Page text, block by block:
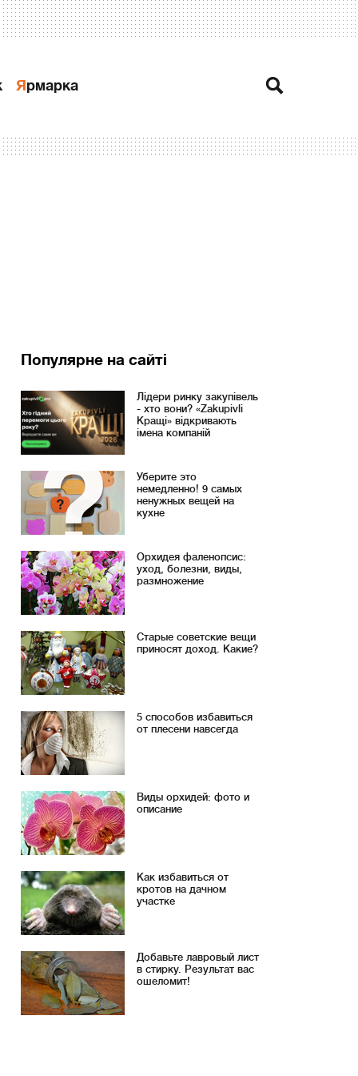
Ярмарка
Популярне на сайті
Лідери ринку закупівель
- хто вони? «Zakupivli
Кращі» відкривають
імена компаній
Уберите это
немедленно! 9 самых
ненужных вещей на
кухне
Орхидея фаленопсис:
уход, болезни, виды,
размножение
Старые советские вещи
приносят доход. Какие?
5 способов избавиться
от плесени навсегда
Виды орхидей: фото и
описание
Как избавиться от
кротов на дачном
участке
Добавьте лавровый лист
в стирку. Результат вас
ошеломит!